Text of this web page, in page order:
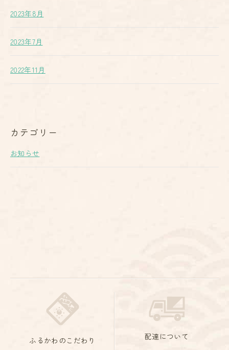
2023年8月
2023年7月
2022年11月
カテゴリー
お知らせ
ふるかわのこだわり 配達について